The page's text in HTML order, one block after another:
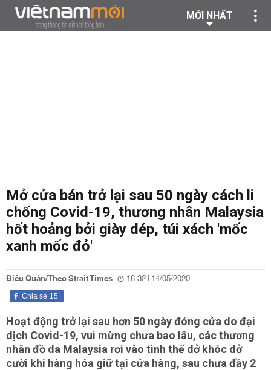
MỚI NHẤT
Mở cửa bán trở lại sau 50 ngày cách li
chống Covid-19, thương nhân Malaysia
hốt hoảng bởi giày dép, túi xách 'mốc
xanh mốc đỏ'
Điêu Quân/Theo Strait Times 16:32 | 14/05/2020
15
Chia sẻ
Hoạt động trở lại sau hơn 50 ngày đóng cửa do đại
dịch Covid-19, vui mừng chưa bao lâu, các thương
nhân đồ da Malaysia rơi vào tình thế dở khóc dở
cười khi hàng hóa giữ tại cửa hàng, sau chưa đầy 2